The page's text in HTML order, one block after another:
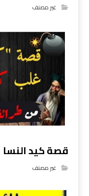
غير مصنف
قصة كيد النسا
غير مصنف